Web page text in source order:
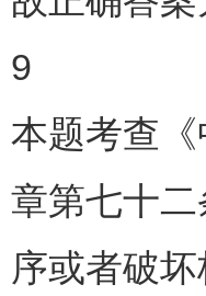
9
本题考查
章第七十
序或者破